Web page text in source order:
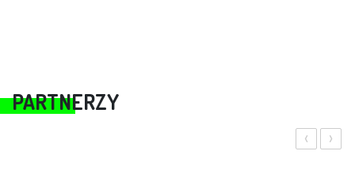
PARTNERZY
‹ ›